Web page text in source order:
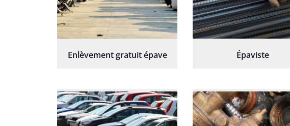
Enlèvement gratuit épave Épaviste